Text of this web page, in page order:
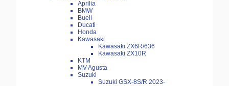
Aprilia
BMW
Buell
Ducati
Honda
Kawasaki
Kawasaki ZX6R/636
Kawasaki ZX10R
KTM
MV Agusta
Suzuki
Suzuki GSX-8S/R 2023-